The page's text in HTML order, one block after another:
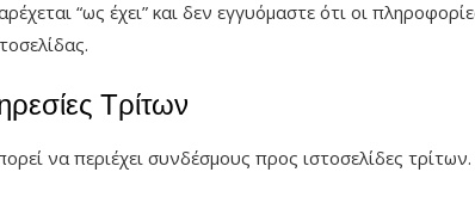
“ως έχει” και δεν εγγυόμαστε ότι οι
Τρίτων
να περιέχει συνδέσμους προς ιστοσελίδες